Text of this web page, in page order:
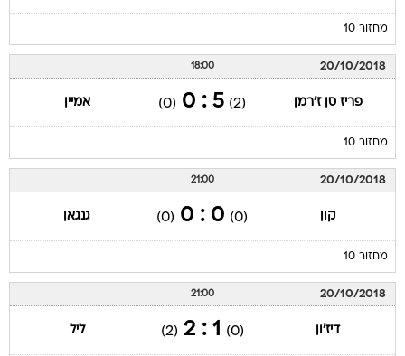
מחזור 10
20/10/2018
18:00
פריז סן ז'רמן (2)
5 : 0
(0) אמיין
מחזור 10
20/10/2018
21:00
קון (0)
0 : 0
(0) גנגאן
מחזור 10
20/10/2018
21:00
דיז'ון (0)
1 : 2
(2) ליל